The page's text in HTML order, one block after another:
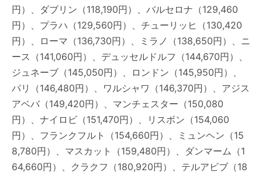
円）、ダブリン（118,190円）、バルセロナ（129,460
円）、プラハ（129,560円）、チューリッヒ（130,420
円）、ローマ（136,730円）、ミラノ（138,650円）、ニ
ース（141,060円）、デュッセルドルフ（144,670円）、
ジュネーブ（145,050円）、ロンドン（145,950円）、
パリ（146,480円）、ワルシャワ（146,370円）、アジス
アベバ（149,420円）、マンチェスター（150,080
円）、ナイロビ（151,470円）、リスボン（154,060
円）、フランクフルト（154,660円）、ミュンヘン（15
8,780円）、マスカット（159,480円）、ダンマーム（1
64,660円）、クラクフ（180,920円）、テルアビブ（18